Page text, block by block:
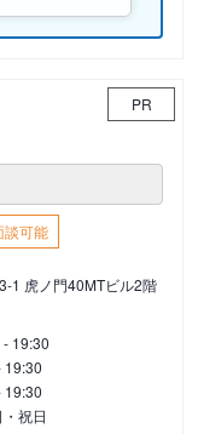
PR
談可能
1 虎ノ門40MTビル2階
19:30
19:30
19:30
祝日